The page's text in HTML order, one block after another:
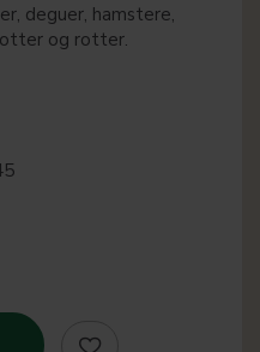
deguer, hamstere,
og rotter.